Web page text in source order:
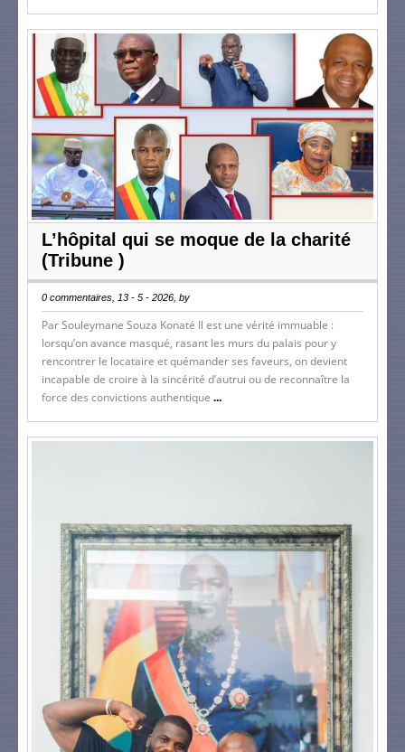
L’hôpital qui se moque de la charité
(Tribune )
0 commentaires, 13 - 5 - 2026, by
Par Souleymane Souza Konaté Il est une vérité immuable :
lorsqu’on avance masqué, rasant les murs du palais pour y
rencontrer le locataire et quémander ses faveurs, on devient
incapable de croire à la sincérité d’autrui ou de reconnaître la
force des convictions authentique ...